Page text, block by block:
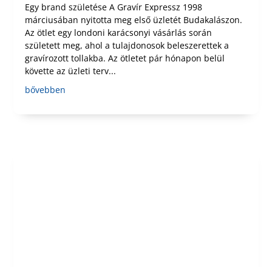
Egy brand születése A Gravír Expressz 1998
márciusában nyitotta meg első üzletét Budakalászon.
Az ötlet egy londoni karácsonyi vásárlás során
született meg, ahol a tulajdonosok beleszerettek a
gravírozott tollakba. Az ötletet pár hónapon belül
követte az üzleti terv...
bővebben